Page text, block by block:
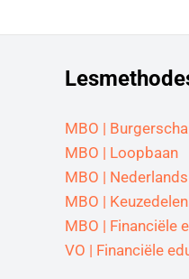
het
Nederlands
MBO |
MBO | Loopbaan
MBO | Nederlands
MBO | Keuzedelen
MBO | Financiële
VO | Financiële